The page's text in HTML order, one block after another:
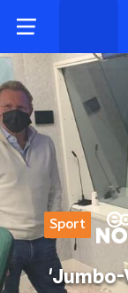
Sport